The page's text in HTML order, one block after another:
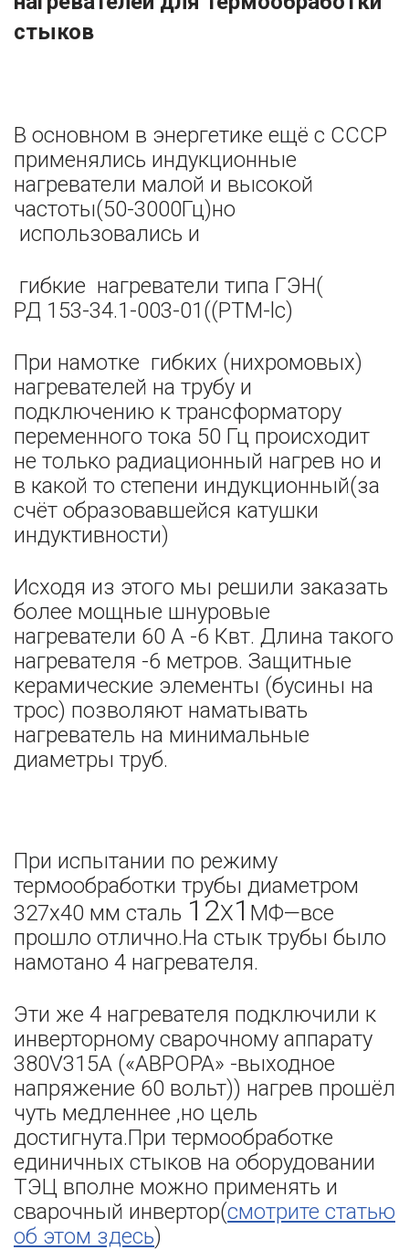
стыков
В основном в энергетике ещё с СССР
применялись индукционные
нагреватели малой и высокой
частоты(50-3000Гц)но
использовались и
гибкие нагреватели типа ГЭН(
РД 153-34.1-003-01((PTM-lc)
При намотке гибких (нихромовых)
нагревателей на трубу и
подключению к трансформатору
переменного тока 50 Гц происходит
не только радиационный нагрев но и
в какой то степени индукционный(за
счёт образовавшейся катушки
индуктивности)
Исходя из этого мы решили заказать
более мощные шнуровые
нагреватели 60 А -6 Квт. Длина такого
нагревателя -6 метров. Защитные
керамические элементы (бусины на
трос) позволяют наматывать
нагреватель на минимальные
диаметры труб.
При испытании по режиму
термообработки трубы диаметром
327х40 мм сталь 12Х1 МФ—все
прошло отлично.На стык трубы было
намотано 4 нагревателя.
Эти же 4 нагревателя подключили к
инверторному сварочному аппарату
380V315А («АВРОРА» -выходное
напряжение 60 вольт)) нагрев прошёл
чуть медленнее ,но цель
достигнута.При термообработке
единичных стыков на оборудовании
ТЭЦ вполне можно применять и
сварочный инвертор(смотрите статью
об этом здесь)